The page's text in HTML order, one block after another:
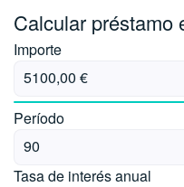
Calcular préstamo
Importe
Período
Tasa de interés anual